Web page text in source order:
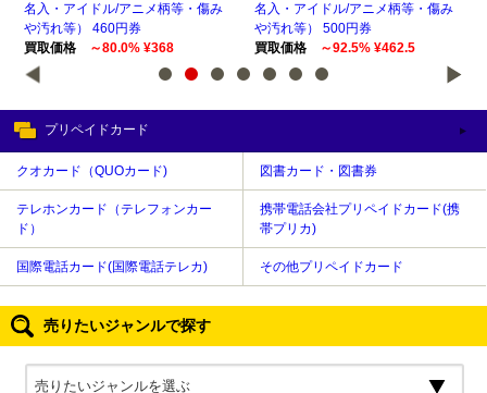
名入・アイドル/アニメ柄等・傷み
や汚れ等） 460円券
買取価格
～80.0% ¥368
名入・アイドル/アニメ柄等・傷み
や汚れ等） 500円券
買取価格
～92.5% ¥462.5
プリペイドカード
クオカード（QUOカード) 図書カード・図書券
テレホンカード（テレフォンカー
ド）
携帯電話会社プリペイドカード(携
帯プリカ)
国際電話カード(国際電話テレカ) その他プリペイドカード
売りたいジャンルで探す